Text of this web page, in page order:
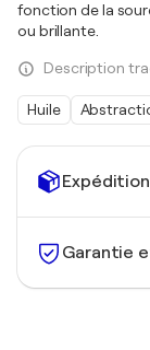
Garantie
fonction de la
ou brillante.
Description
Huile